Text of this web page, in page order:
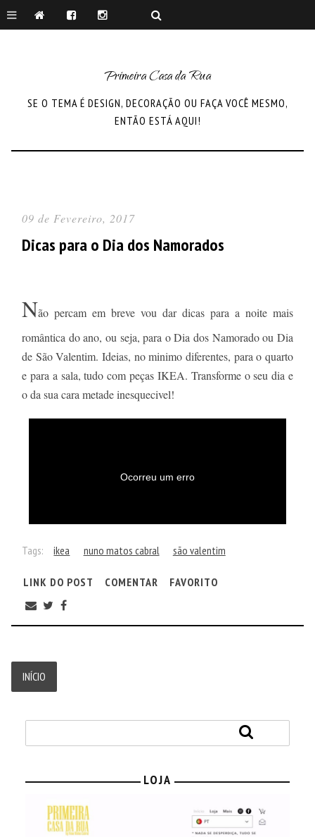
Primeira Casa da Rua
SE O TEMA É DESIGN, DECORAÇÃO OU FAÇA VOCÊ MESMO,
ENTÃO ESTÁ AQUI!
09 de Fevereiro, 2017
Dicas para o Dia dos Namorados
Não percam em breve vou dar dicas para a noite mais
romântica do ano, ou seja, para o Dia dos Namorado ou Dia
de São Valentim. Ideias, no minimo diferentes, para o quarto
e para a sala, tudo com peças IKEA. Transforme o seu dia e
o da sua cara metade inesquecivel!
Tags: ikea nuno matos cabral são valentim
LINK DO POST COMENTAR FAVORITO
INÍCIO
LOJA